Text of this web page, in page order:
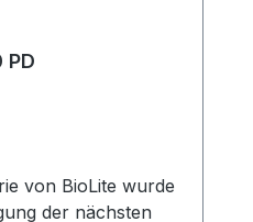
PD
von BioLite wurde
der nächsten